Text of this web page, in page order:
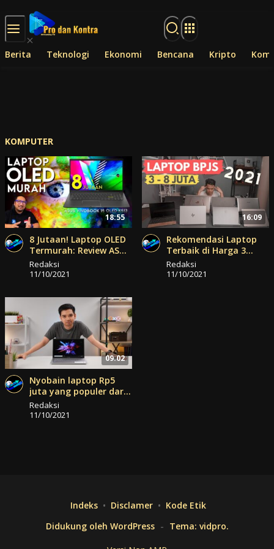
Berita Teknologi Ekonomi Bencana Kripto
KOMPUTER
18:55
8 Jutaan! Laptop OLED
Termurah: Review ASUS
Vivobook Ultra 15 OLED
K513
Redaksi
11/10/2021
16:09
Rekomendasi Laptop
Terbaik di Harga 3
sampai 8 Jutaan untuk
2021..
Redaksi
11/10/2021
09:02
Nyobain laptop Rp5
juta yang populer dari
Asus, VivoBook 14 A420!
Redaksi
11/10/2021
Indeks Disclamer
Kode Etik
Didukung oleh WordPress - Tema: vidpro.